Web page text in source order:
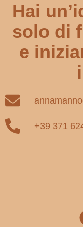
Hai
solo di
e
+39 371